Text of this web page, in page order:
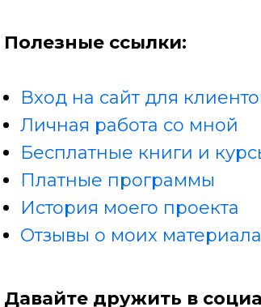
Полезные ссылки:
Вход на сайт для
Личная работа со мной
Бесплатные книги и
Платные программы
История моего проекта
Отзывы о моих
Давайте дружить в